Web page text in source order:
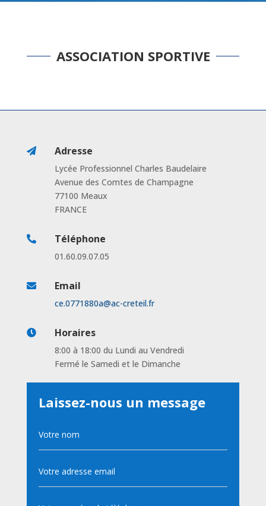
ASSOCIATION SPORTIVE
 Adresse
Lycée Professionnel Charles Baudelaire
Avenue des Comtes de Champagne
77100 Meaux
FRANCE
 Téléphone
01.60.09.07.05
 Email
ce.0771880a@ac-creteil.fr
 Horaires
8:00 à 18:00 du Lundi au Vendredi
Fermé le Samedi et le Dimanche
Laissez-nous un message